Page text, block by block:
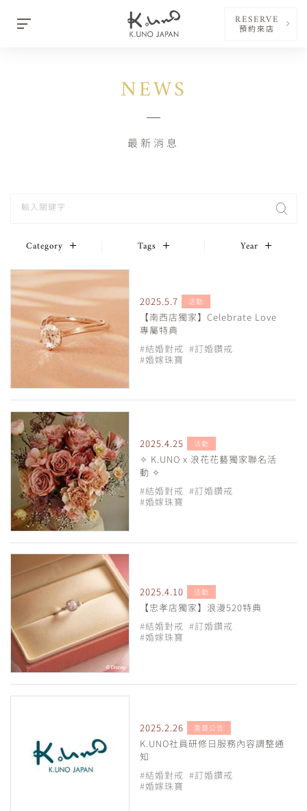
RESERVE
預約來店
NEWS
最新消息
Category Tags Year
2025.5.7 活動
【南西店獨家】Celebrate Love
專屬特典
#結婚對戒 #訂婚鑽戒
#婚嫁珠寶
2025.4.25 活動
✧ K.UNO x 浪花花藝獨家聯名活
動 ✧
#結婚對戒 #訂婚鑽戒
#婚嫁珠寶
2025.4.10 活動
【忠孝店獨家】浪漫520特典
#結婚對戒 #訂婚鑽戒
#婚嫁珠寶
2025.2.26 重要公告
K.UNO社員研修日服務內容調整通
知
#結婚對戒 #訂婚鑽戒
#婚嫁珠寶